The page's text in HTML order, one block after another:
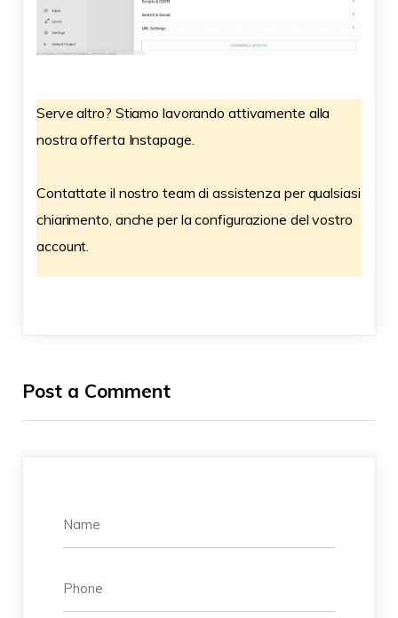
Serve altro? Stiamo lavorando attivamente alla
nostra offerta Instapage.
Contattate il nostro team di assistenza per qualsiasi
chiarimento, anche per la configurazione del vostro
account.
Post a Comment